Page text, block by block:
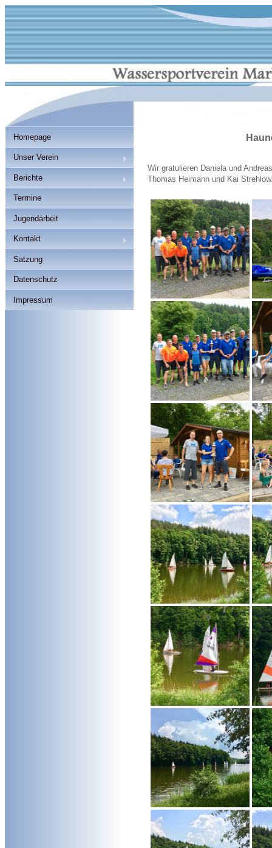
Homepage
Unser Verein
Berichte
Termine
Jugendarbeit
Kontakt
Satzung
Datenschutz
Impressum
Wir gratulieren Daniela und
Thomas Heimann und Kai